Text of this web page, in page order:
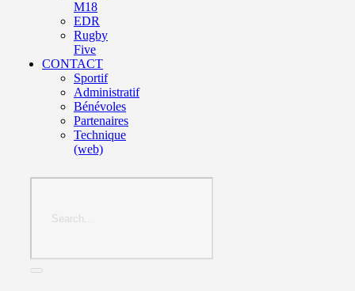
M18
EDR
Rugby
Five
CONTACT
Sportif
Administratif
Bénévoles
Partenaires
Technique
(web)